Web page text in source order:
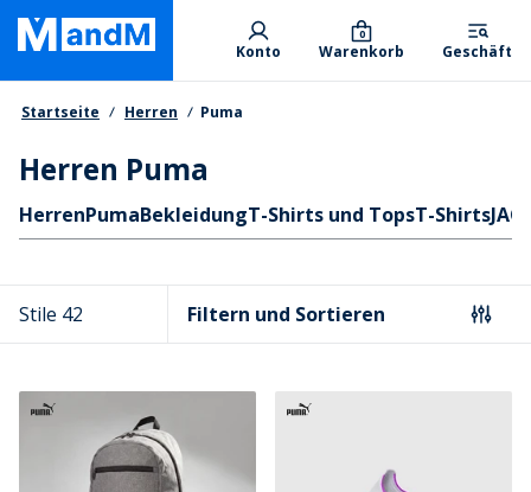
Skip
main
content
Primary departments
Konto Warenkorb
0
Geschäft
Brotkrumen
Startseite Herren Puma
Herren Puma
Schnellzugriff
HerrenPumaBekleidungT-Shirts und TopsT-Shirts
Stile 42 Filtern und Sortieren